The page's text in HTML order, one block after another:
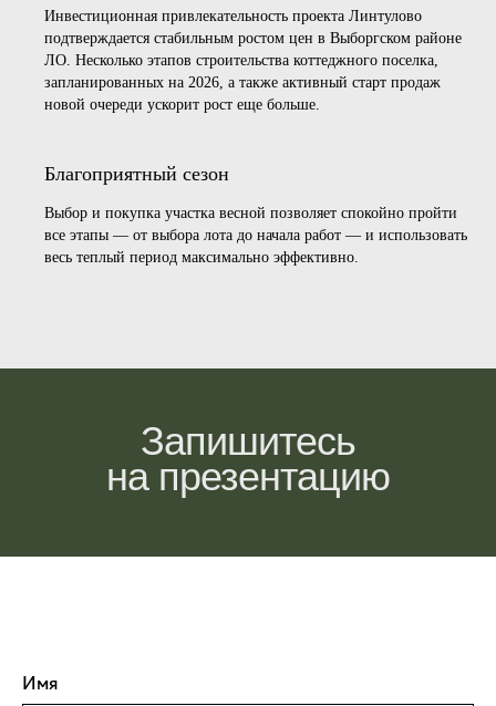
Инвестиционная привлекательность проекта Линтулово
подтверждается стабильным ростом цен в Выборгском районе
ЛО. Несколько этапов строительства коттеджного поселка,
запланированных на 2026, а также активный старт продаж
новой очереди ускорит рост еще больше.
Благоприятный сезон
Выбор и покупка участка весной позволяет спокойно пройти
все этапы — от выбора лота до начала работ — и использовать
весь теплый период максимально эффективно.
Запишитесь
на презентацию
Имя